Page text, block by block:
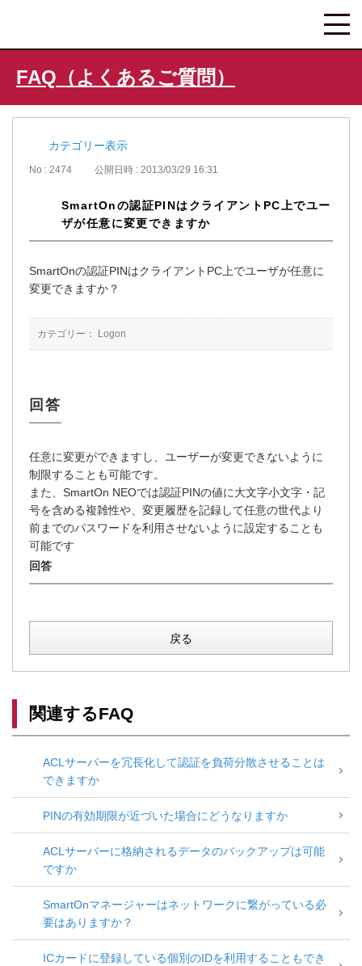
FAQ（よくあるご質問）
カテゴリー表示
No : 2474 公開日時 : 2013/03/29 16:31
SmartOnの認証PINはクライアントPC上でユー
ザが任意に変更できますか
SmartOnの認証PINはクライアントPC上でユーザが任意に
変更できますか？
カテゴリー： Logon
任意に変更ができますし、ユーザーが変更できないように
制限することも可能です。
また、SmartOn NEOでは認証PINの値に大文字小文字・記
号を含める複雑性や、変更履歴を記録して任意の世代より
前までのパスワードを利用させないように設定することも
可能です
戻る
関連するFAQ
ACLサーバーを冗長化して認証を負荷分散させることは
できますか
PINの有効期限が近づいた場合にどうなりますか
ACLサーバーに格納されるデータのバックアップは可能
ですか
SmartOnマネージャーはネットワークに繋がっている必
要はありますか？
ICカードに登録している個別のIDを利用することもでき